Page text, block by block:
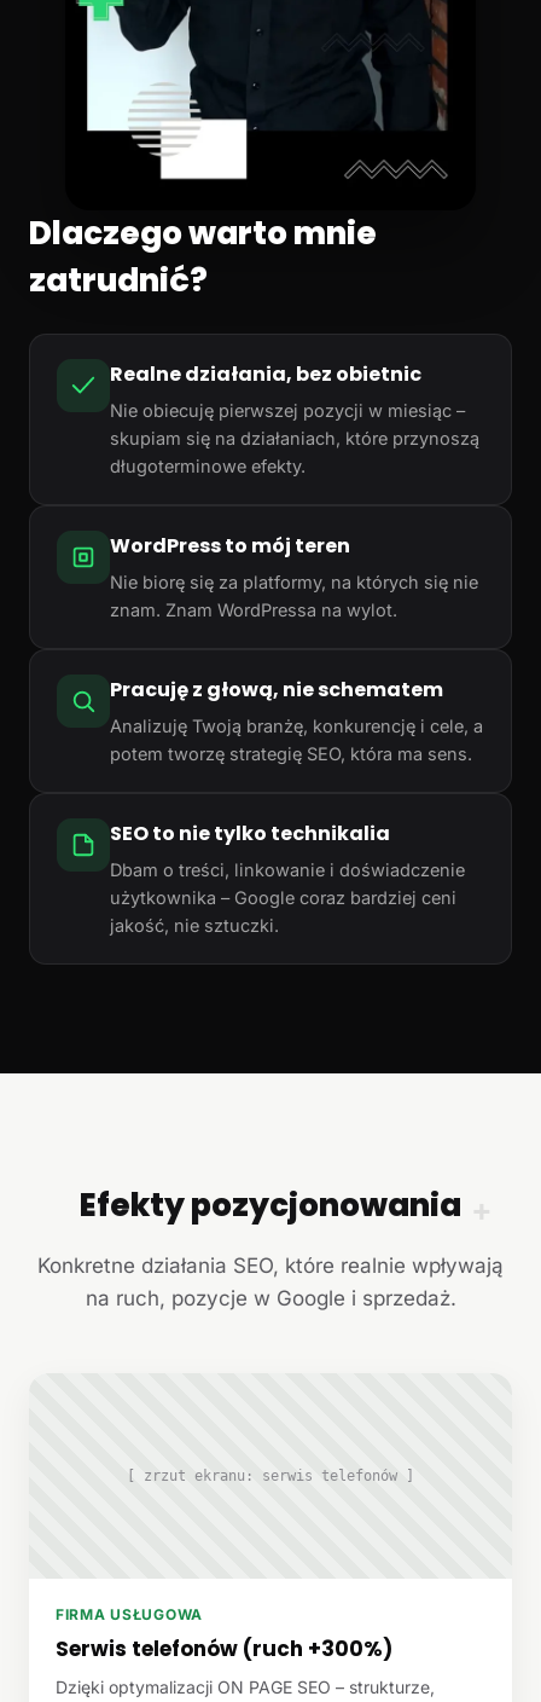
Dlaczego warto mnie
zatrudnić?
Realne działania, bez obietnic
Nie obiecuję pierwszej pozycji w miesiąc –
skupiam się na działaniach, które przynoszą
długoterminowe efekty.
WordPress to mój teren
Nie biorę się za platformy, na których się nie
znam. Znam WordPressa na wylot.
Pracuję z głową, nie schematem
Analizuję Twoją branżę, konkurencję i cele, a
potem tworzę strategię SEO, która ma sens.
SEO to nie tylko technikalia
Dbam o treści, linkowanie i doświadczenie
użytkownika – Google coraz bardziej ceni
jakość, nie sztuczki.
+
Efekty pozycjonowania
Konkretne działania SEO, które realnie wpływają
na ruch, pozycje w Google i sprzedaż.
[ zrzut ekranu: serwis telefonów ]
FIRMA USŁUGOWA
Serwis telefonów (ruch +300%)
Dzięki optymalizacji ON PAGE SEO – strukturze,